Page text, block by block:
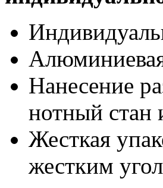
Нанесение
нотный стан
Жесткая
жестким